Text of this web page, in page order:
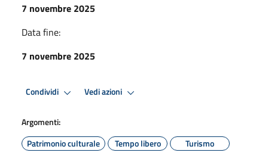
7 novembre 2025
Data fine:
7 novembre 2025
Condividi Vedi azioni
Argomenti:
Patrimonio culturale
Tempo libero Turismo